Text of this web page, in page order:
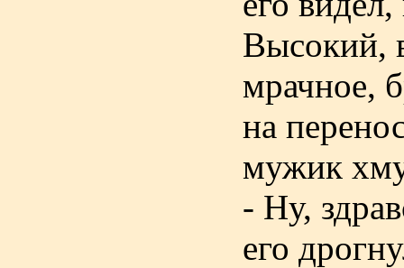
Высокий,
мрачное,
на
мужик
- Ну,
его